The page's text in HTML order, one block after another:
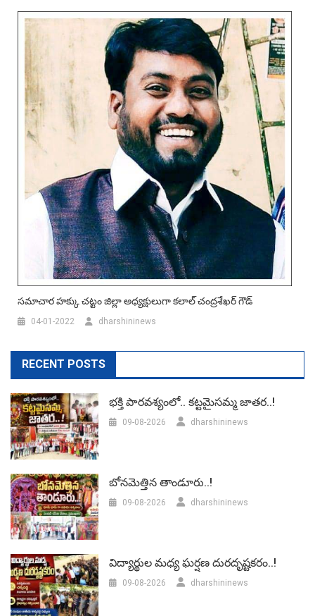
సమాచార హక్కు చట్టం జిల్లా అధ్యక్షులుగా కలాల్ చంద్రశేఖర్ గౌడ్
04-01-2022 dharshininews
RECENT POSTS
భక్తి పారవశ్యంలో.. కట్టమైసమ్మ జాతర..!
09-08-2026 dharshininews
బోనమెత్తిన తాండూరు..!
09-08-2026 dharshininews
విద్యార్థుల మధ్య ఘర్షణ దురదృష్టకరం..!
09-08-2026 dharshininews